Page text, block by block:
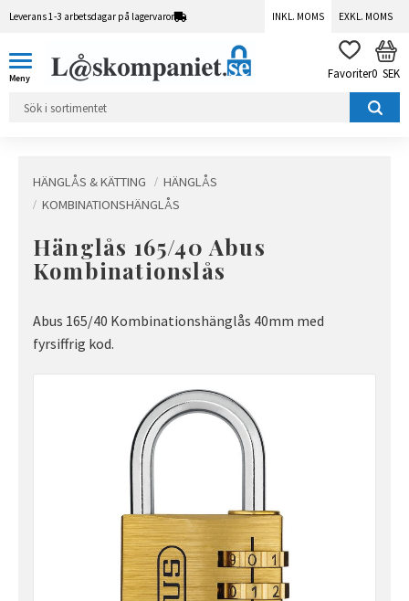
Leverans 1-3 arbetsdagar på lagervaror INKL. MOMS EXKL. MOMS
FAVORITER
0 SEK
HÄNGLÅS & KÄTTING
HÄNGLÅS
KOMBINATIONSHÄNGLÅS
Hänglås 165/40 Abus
Kombinationslås
Abus 165/40 Kombinationshänglås 40mm med
fyrsiffrig kod.